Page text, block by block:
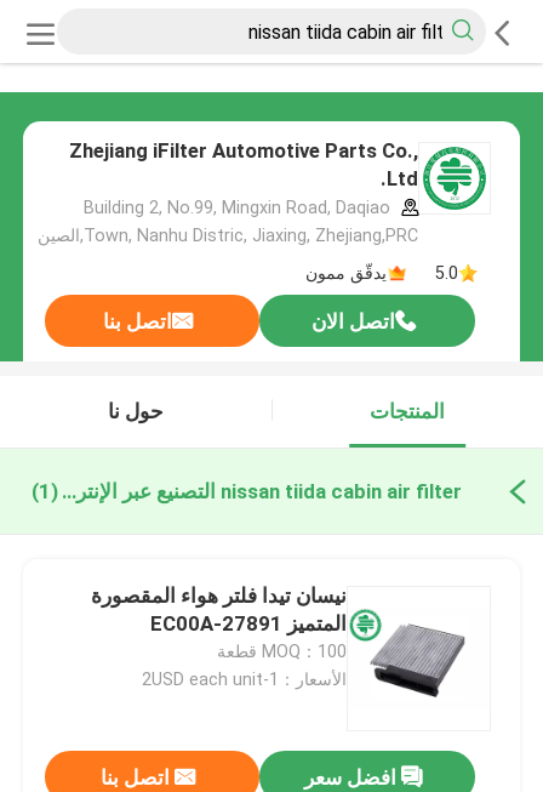
Zhejiang iFilter Automotive Parts Co.,
Ltd.
Building 2, No.99, Mingxin Road, Daqiao
Town, Nanhu Distric, Jiaxing, Zhejiang,PRC,الصين
5.0
يدقّق ممون
اتصل الان اتصل بنا
المنتجات حول نا
nissan tiida cabin air filter التصنيع عبر الإنترنت (1)
نيسان تيدا فلتر هواء المقصورة
المتميز 27891-EC00A
MOQ：100 قطعة
الأسعار：1-2USD each unit
افضل سعر اتصل بنا